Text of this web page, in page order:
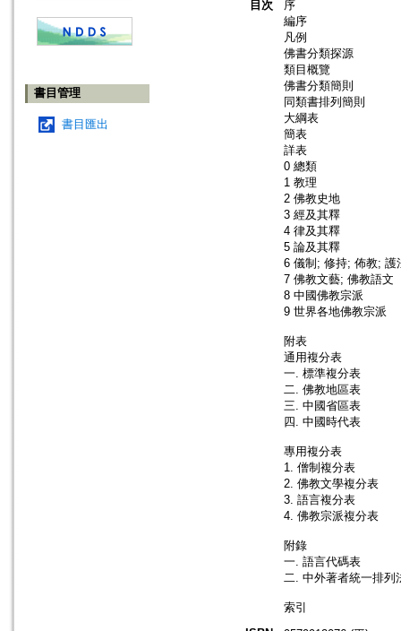
書目管理
書目匯出
目次
序
編序
凡例
佛書分類探源
類目概覽
佛書分類簡則
同類書排列簡則
大綱表
簡表
詳表
0 總類
1 教理
2 佛教史地
3 經及其釋
4 律及其釋
5 論及其釋
6 儀制; 修持; 佈教; 護
7 佛教文藝; 佛教語文
8 中國佛教宗派
9 世界各地佛教宗派
附表
通用複分表
一. 標準複分表
二. 佛教地區表
三. 中國省區表
四. 中國時代表
專用複分表
1. 僧制複分表
2. 佛教文學複分表
3. 語言複分表
4. 佛教宗派複分表
附錄
一. 語言代碼表
二. 中外著者統一排列
索引